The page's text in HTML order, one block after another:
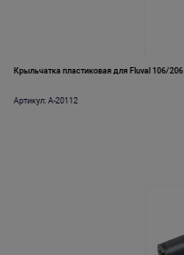
Крыльчатка пластиковая для Fluval 106/206
Артикул: A-20112